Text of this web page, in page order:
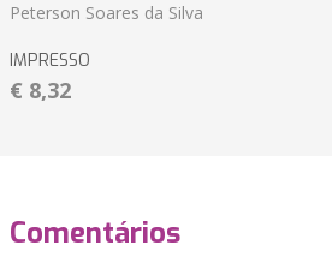
Peterson Soares da Silva
IMPRESSO
€ 8,32
Comentários